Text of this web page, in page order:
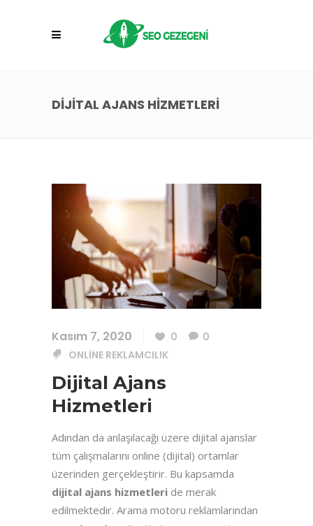
DIJITAL AJANS HIZMETLERI
Kasım 7, 2020 0
0
ONLINE REKLAMCILIK
Dijital Ajans
Hizmetleri
Adından da anlaşılacağı üzere dijital ajanslar
tüm çalışmalarını online (dijital) ortamlar
üzerinden gerçekleştirir. Bu kapsamda
dijital ajans hizmetleri de merak
edilmektedir. Arama motoru reklamlarından